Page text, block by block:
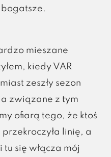
mieszane
kiedy VAR
zeszły sezon
związane z tym
ofiarą tego, że ktoś
przekroczyła linię, a
się włącza mój